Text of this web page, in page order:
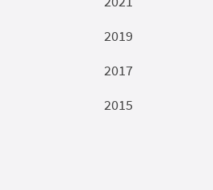
2019
2017
2015